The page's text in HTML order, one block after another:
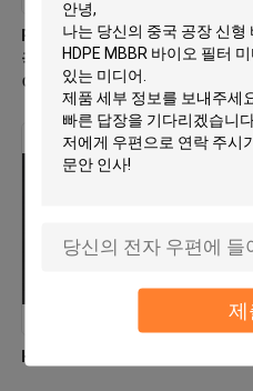
제
PE03 MBBR 바이오 미디어 중
국 제조자 신형 Hdpe 물질 바
이오 모버
HDPE 바이오 셀 필터 매체